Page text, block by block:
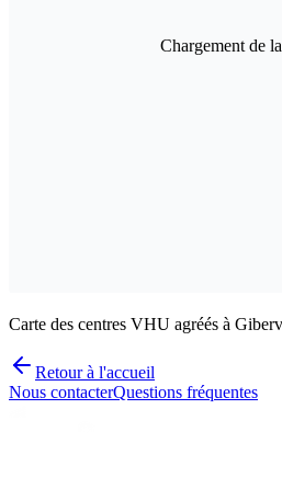
Chargement de
Carte des centres VHU agréés à
Retour à l'accueil
Nous contacterQuestions fréquentes